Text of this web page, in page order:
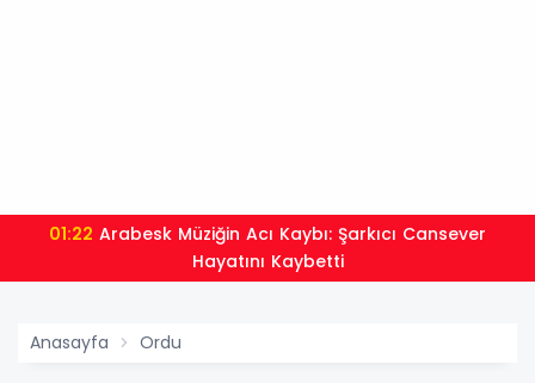
01:22
Hayatını Kaybetti
Anasayfa Ordu